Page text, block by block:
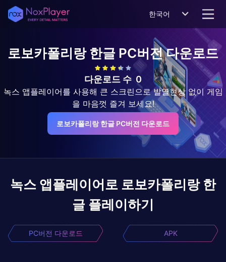
한국어
로보카폴리랑 한글 PC버전 다운로드
다운로드 수 0
녹스 앱플레이어를 사용해 큰 스크린으로 발열현상 없이 게임
을 마음껏 즐겨 보세요!
로보카폴리랑 한글 PC버전 다운로드
녹스 앱플레이어로 로보카폴리랑 한
글 플레이하기
PC버전 다운로드 APK